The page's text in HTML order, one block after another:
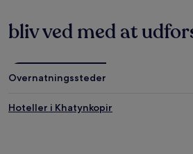
bliv ved med at
Overnatningssteder
Hoteller i Khatynkopir